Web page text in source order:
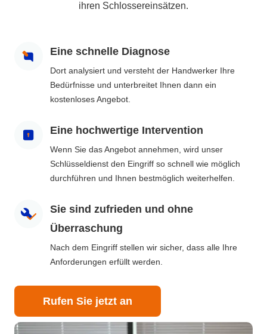
ihren Schlossereinsätzen.
Eine schnelle Diagnose
Dort analysiert und versteht der Handwerker Ihre
Bedürfnisse und unterbreitet Ihnen dann ein
kostenloses Angebot.
Eine hochwertige Intervention
Wenn Sie das Angebot annehmen, wird unser
Schlüsseldienst den Eingriff so schnell wie möglich
durchführen und Ihnen bestmöglich weiterhelfen.
Sie sind zufrieden und ohne
Überraschung
Nach dem Eingriff stellen wir sicher, dass alle Ihre
Anforderungen erfüllt werden.
Rufen Sie jetzt an